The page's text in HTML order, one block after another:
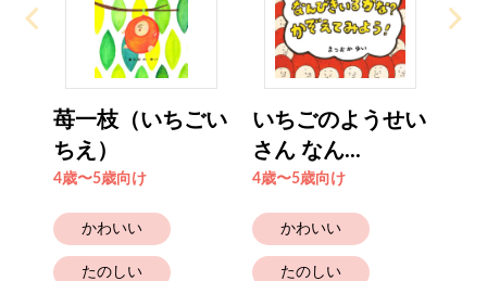
苺一枝（いちごい
ちえ）
4歳〜5歳向け
かわいい
たのしい
いちごのようせい
さん なん...
4歳〜5歳向け
かわいい
たのしい